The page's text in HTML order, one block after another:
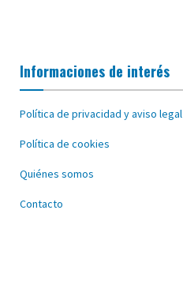
Informaciones de interés
Política de privacidad y aviso legal
Política de cookies
Quiénes somos
Contacto